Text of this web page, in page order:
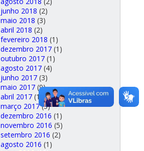
junho 2018 (2)
maio 2018 (3)
abril 2018 (2)
fevereiro 2018 (1)
dezembro 2017 (1)
outubro 2017 (1)
agosto 2017 (4)
junho 2017 (3)
maio 2017 (9)
abril 2017 (1)
março 2017(3)
dezembro 2016 (1)
novembro 2016 (5)
setembro 2016 (2)
agosto 2016 (1)